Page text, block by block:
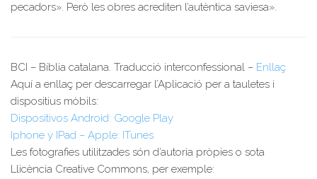
pecadors». Però les obres acrediten l’autèntica saviesa».
BCI – Bíblia catalana. Traducció interconfessional – Enllaç
Aquí a enllaç per descarregar l’Aplicació per a tauletes i
dispositius mòbils:
Dispositivos Android: Google Play
Iphone y IPad – Apple: ITunes
Les fotografies utilitzades són d’autoria pròpies o sota
Llicència Creative Commons, per exemple: